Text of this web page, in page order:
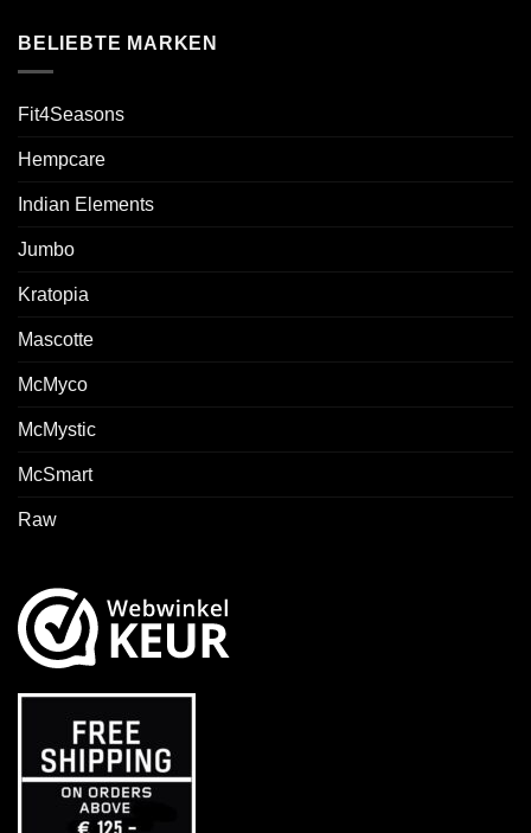
BELIEBTE MARKEN
Fit4Seasons
Hempcare
Indian Elements
Jumbo
Kratopia
Mascotte
McMyco
McMystic
McSmart
Raw